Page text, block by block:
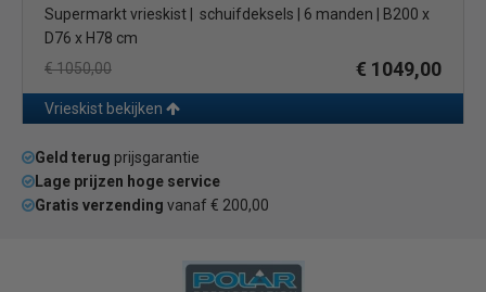
Supermarkt vrieskist | schuifdeksels | 6 manden | B200 x
D76 x H78 cm
€ 1050,00
€ 1049,00
Vrieskist bekijken
Geld terug prijsgarantie
Lage prijzen hoge service
Gratis verzending vanaf € 200,00